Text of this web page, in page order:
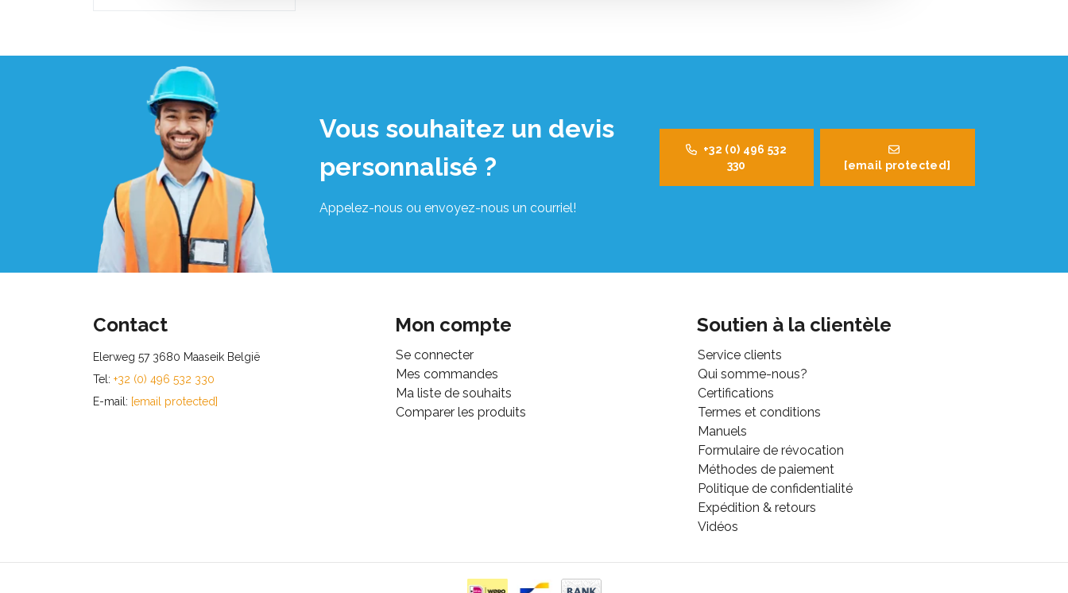
Vous souhaitez un devis
personnalisé ?
Appelez-nous ou envoyez-nous un courriel!
+32 (0) 496 532
330
[email protected]
Contact
Elerweg 57 3680 Maaseik België
Tel: +32 (0) 496 532 330
E-mail: [email protected]
Mon compte
Se connecter
Mes commandes
Ma liste de souhaits
Comparer les produits
Soutien à la clientèle
Service clients
Qui somme-nous?
Certifications
Termes et conditions
Manuels
Formulaire de révocation
Méthodes de paiement
Politique de confidentialité
Expédition & retours
Vidéos